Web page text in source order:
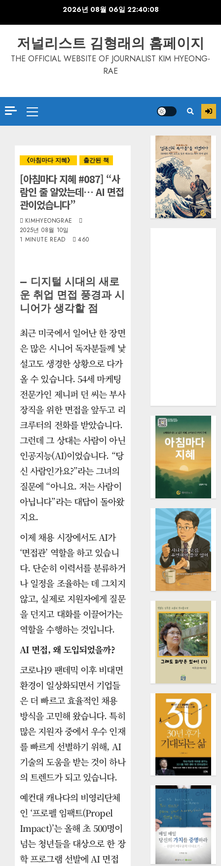
2026년 08월 06일 22:40:08
저널리스트 김형래의 홈페이지
THE OFFICIAL WEBSITE OF JOURNALIST KIM HYEONG-
RAE
Primary
Menu
《아침마다 지혜》 출간된 책
[아침마다 지혜 #087] “사
람인 줄 알았는데… AI 면접
관이었습니다”
KIMHYEONGRAE
2025년 08월 10일
1 MINUTE READ
460
– 디지털 시대의 새로
운 취업 면접 풍경과 시
니어가 생각할 점
최근 미국에서 일어난 한 장면
은 많은 시니어 독자분들께 낯
설고도 생경한 상황으로 다가
올 수 있습니다. 54세 마케팅
전문가인 제니퍼 던 씨는 부사
장직을 위한 면접을 앞두고 리
크루터의 전화를 받았습니다.
그런데 그 상대는 사람이 아닌
인공지능(AI)이었습니다. “당
신 사람인가요?”라는 그녀의
질문에 “아니요. 저는 사람이
아닙니다”라는 대답이 돌아왔
지요.
이제 채용 시장에서도 AI가
‘면접관’ 역할을 하고 있습니
다. 단순히 이력서를 분류하거
나 일정을 조율하는 데 그치지
않고, 실제로 지원자에게 질문
을 던지고 대화를 이끌어가는
역할을 수행하는 것입니다.
AI 면접, 왜 도입되었을까?
코로나19 팬데믹 이후 비대면
환경이 일상화되면서 기업들
은 더 빠르고 효율적인 채용
방식을 고민해 왔습니다. 특히
많은 지원자 중에서 우수 인재
를 빠르게 선별하기 위해, AI
기술의 도움을 받는 것이 하나
의 트렌드가 되고 있습니다.
예컨대 캐나다의 비영리단체
인 ‘프로펠 임팩트(Propel
Impact)’는 올해 초 500명이
넘는 청년들을 대상으로 한 장
학 프로그램 선발에 AI 면접